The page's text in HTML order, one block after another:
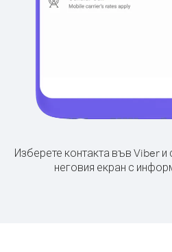
Изберете контакта във Viber и
неговия екран с